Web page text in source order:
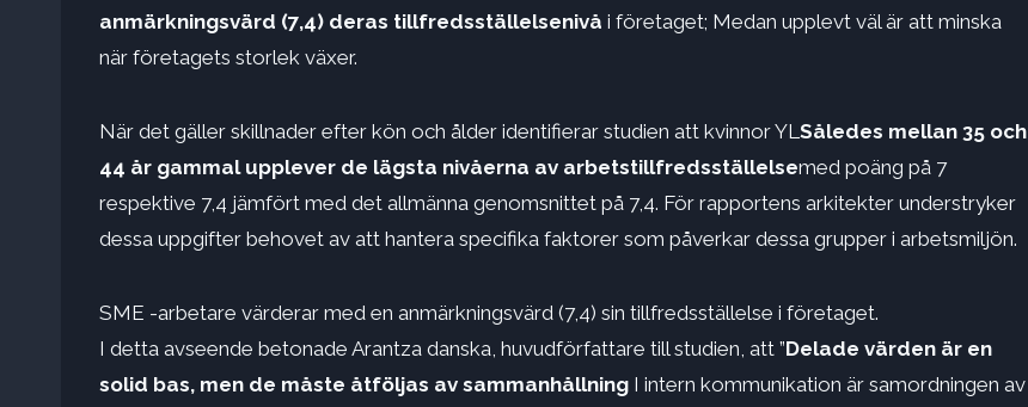
anmärkningsvärd (7,4) deras tillfredsställelsenivå i företaget; Medan upplevt väl är att minska
när företagets storlek växer.
När det gäller skillnader efter kön och ålder identifierar studien att kvinnor YLSåledes mellan 35 och
44 år gammal upplever de lägsta nivåerna av arbetstillfredsställelsemed poäng på 7
respektive 7,4 jämfört med det allmänna genomsnittet på 7,4. För rapportens arkitekter understryker
dessa uppgifter behovet av att hantera specifika faktorer som påverkar dessa grupper i arbetsmiljön.
SME -arbetare värderar med en anmärkningsvärd (7,4) sin tillfredsställelse i företaget.
I detta avseende betonade Arantza danska, huvudförfattare till studien, att ”Delade värden är en
solid bas, men de måste åtföljas av sammanhållning I intern kommunikation är samordningen av